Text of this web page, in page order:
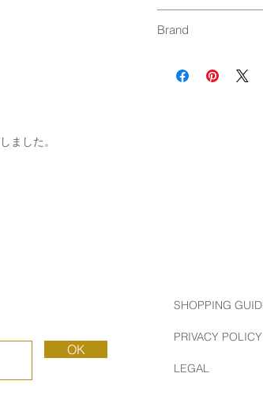
ました。
material : 真鍮
Made in Japan
Brand
古き良きアメリカの
OK
SHOPPING
PRIVACY POLICY
LEGAL